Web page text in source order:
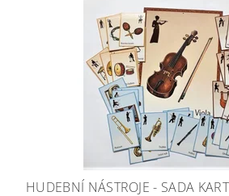
HUDEBNÍ NÁSTROJE - SADA